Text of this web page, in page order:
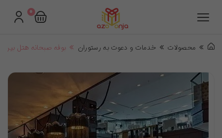
0
محصولات خدمات و دعوت به رستوران بوفه صبحانه هتل بین